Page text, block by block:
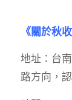
《關於秋收
地址：台
路方向，